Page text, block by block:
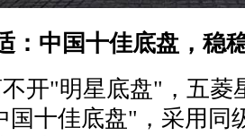
：中国十佳底盘，稳
开"明星底盘"，五菱
国十佳底盘"，采用同